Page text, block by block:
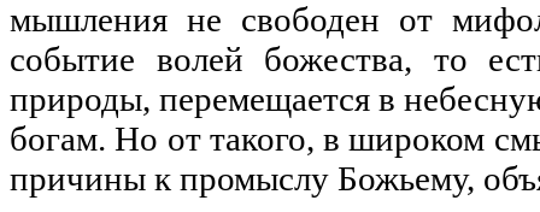
мышления не свободен от
событие волей божества, то
природы, перемещается в
богам. Но от такого, в широком
причины к промыслу Божьему,